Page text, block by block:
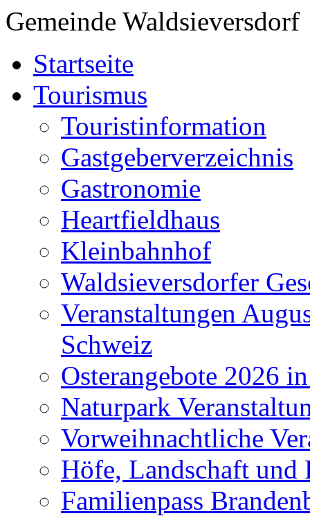
Gemeinde Waldsieversdorf
Startseite
Tourismus
Touristinformation
Gastgeberverzeichnis
Gastronomie
Heartfieldhaus
Kleinbahnhof
Waldsieversdorfer
Veranstaltungen
Schweiz
Osterangebote 2026
Naturpark
Vorweihnachtliche
Höfe, Landschaft und
Familienpass